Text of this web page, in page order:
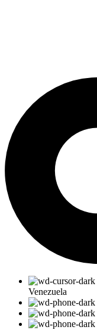
Venezuela